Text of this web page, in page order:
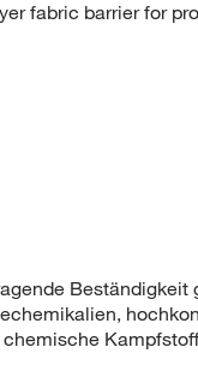
fabric barrier for
Beständigkeit